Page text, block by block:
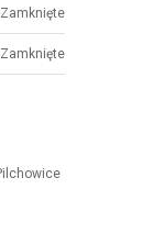
Zamknięte
Zamknięte